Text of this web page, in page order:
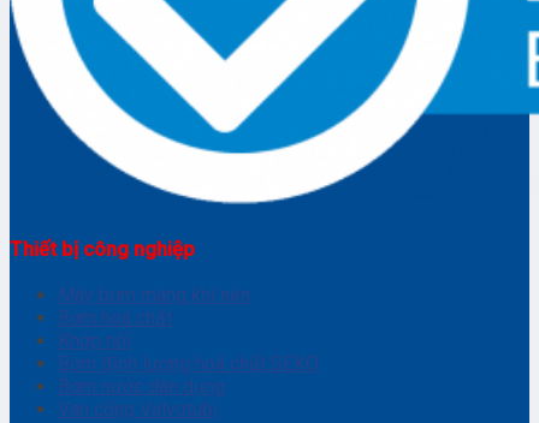
Thiết bị công nghiệp
Máy bơm màng khí nén
Bơm hoá chất
Khớp nối
Bơm định lượng hoá chất SEKO
Bơm nước dân dụng
Van cổng Valvotubi